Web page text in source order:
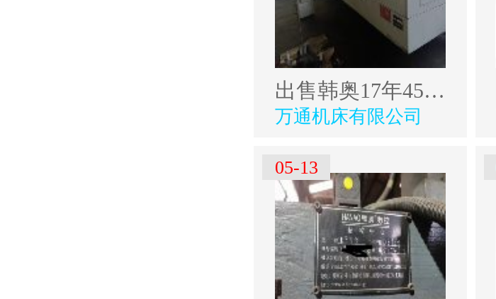
出售韩奥17年4500型材加工中心
万通机床有限公司
05-13